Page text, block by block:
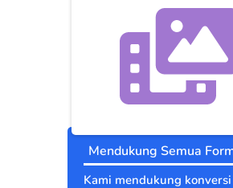
Mendukung Semua
Kami mendukung konversi